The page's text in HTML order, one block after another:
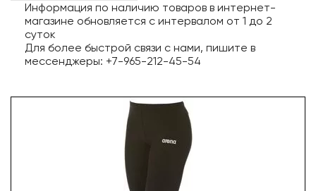
Информация по наличию товаров в интернет-
магазине обновляется с интервалом от 1 до 2
суток
Для более быстрой связи с нами, пишите в
мессенджеры: +7-965-212-45-54